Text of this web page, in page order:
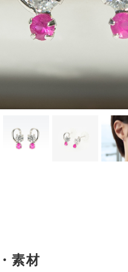
Other
品一覧アミュレット 商品一覧
素材